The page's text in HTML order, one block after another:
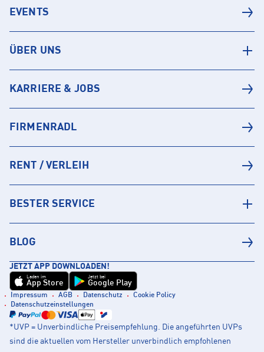
EVENTS
ÜBER UNS
KARRIERE & JOBS
FIRMENRADL
RENT / VERLEIH
BESTER SERVICE
BLOG
JETZT APP DOWNLOADEN!
Laden im
App Store
Jetzt bei
Google Play
Impressum AGB Datenschutz
Cookie Policy
Datenschutzeinstellungen
*UVP = Unverbindliche Preisempfehlung. Die angeführten UVPs
sind die aktuellen vom Hersteller unverbindlich empfohlenen